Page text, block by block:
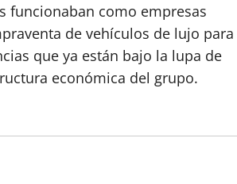
funcionaban como empresas
de vehículos de lujo para
que ya están bajo la lupa de
económica del grupo.